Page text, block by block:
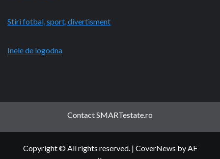
Stiri fotbal, sport, divertisment
Inele de logodna
Contact SMARTestate.ro
Copyright © All rights reserved. | CoverNews by AF